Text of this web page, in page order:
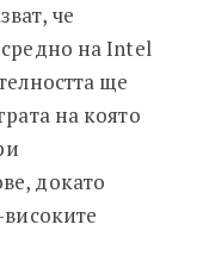
че
средно на Intel
ще
на която
докато